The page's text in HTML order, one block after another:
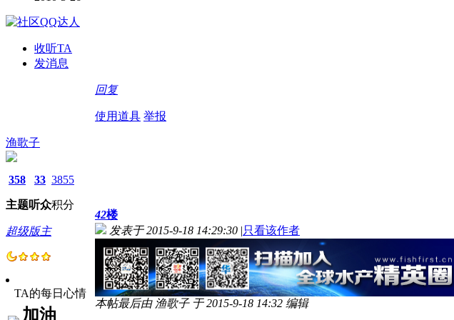
收听TA
发消息
回复
使用道具 举报
渔歌子
358
主题
33
听众
3855
积分
超级版主
TA的每日心情
加油
42楼
发表于 2015-9-18 14:29:30 |只看该作者
本帖最后由 渔歌子 于 2015-9-18 14:32 编辑